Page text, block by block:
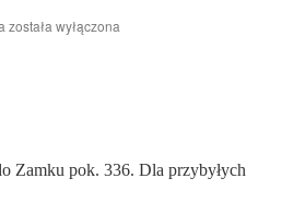
PIKNIK
została wyłączona
Zamku pok. 336. Dla przybyłych